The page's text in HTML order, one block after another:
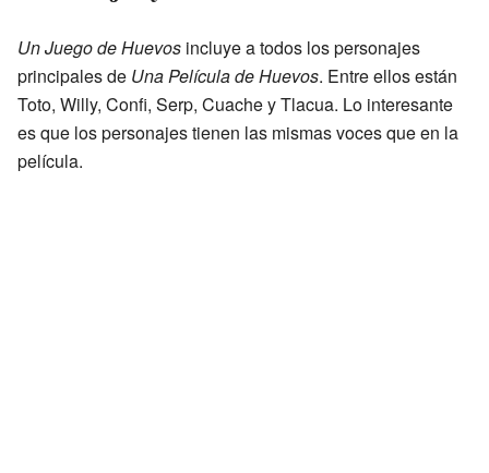
Un Juego de Huevos incluye a todos los personajes
principales de Una Película de Huevos. Entre ellos están
Toto, Willy, Confi, Serp, Cuache y Tlacua. Lo interesante
es que los personajes tienen las mismas voces que en la
película.